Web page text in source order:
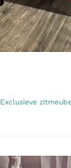
Exclusieve